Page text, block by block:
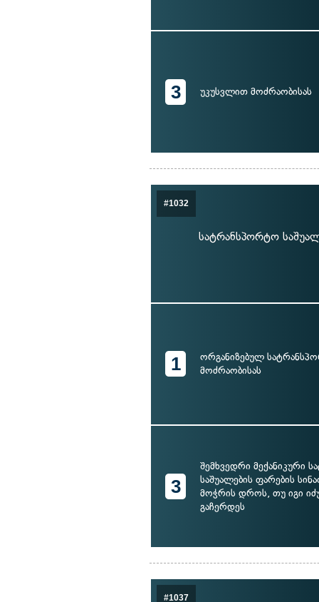
3 უკუსვლით მოძრაობისას
#1032
სატრანსპორტო
1
ორგანიზებულ
მოძრაობისას
3
შემხვედრი მექანიკური
საშუალების ფარების
მოჭრის დროს, თუ იგი
გაჩერდეს
#1037